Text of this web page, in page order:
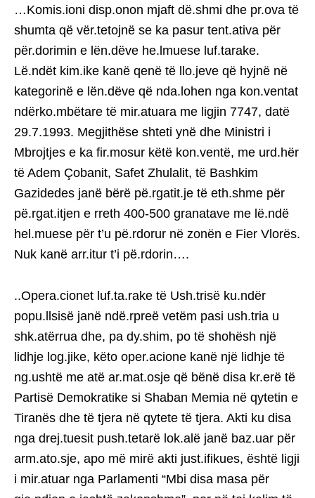
…Komis.ioni disp.onon mjaft dë.shmi dhe pr.ova të
shumta që vër.tetojnë se ka pasur tent.ativa për
për.dorimin e lën.dëve he.lmuese luf.tarake.
Lë.ndët kim.ike kanë qenë të llo.jeve që hyjnë në
kategorinë e lën.dëve që nda.lohen nga kon.ventat
ndërko.mbëtare të mir.atuara me ligjin 7747, datë
29.7.1993. Megjithëse shteti ynë dhe Ministri i
Mbrojtjes e ka fir.mosur këtë kon.ventë, me urd.hër
të Adem Çobanit, Safet Zhulalit, të Bashkim
Gazidedes janë bërë pë.rgatit.je të eth.shme për
pë.rgat.itjen e rreth 400-500 granatave me lë.ndë
hel.muese për t’u pë.rdorur në zonën e Fier Vlorës.
Nuk kanë arr.itur t’i pë.rdorin….
..Opera.cionet luf.ta.rake të Ush.trisë ku.ndër
popu.llsisë janë ndë.rpreë vetëm pasi ush.tria u
shk.atërrua dhe, pa dy.shim, po të shohësh një
lidhje log.jike, këto oper.acione kanë një lidhje të
ng.ushtë me atë ar.mat.osje që bënë disa kr.erë të
Partisë Demokratike si Shaban Memia në qytetin e
Tiranës dhe të tjera në qytete të tjera. Akti ku disa
nga drej.tuesit push.tetarë lok.alë janë baz.uar për
arm.ato.sje, apo më mirë akti just.ifikues, është ligji
i mir.atuar nga Parlamenti “Mbi disa masa për